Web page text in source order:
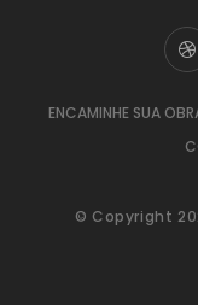
ENCAMINHE SUA
© Copyright